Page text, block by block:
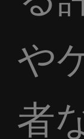
や
者